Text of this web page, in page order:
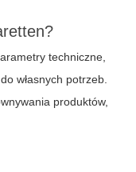
techniczne,
własnych potrzeb.
produktów,